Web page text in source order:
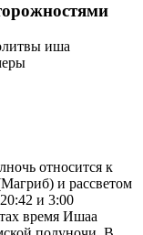
иша
относится к
и рассветом
и 3:00
время Ишаа